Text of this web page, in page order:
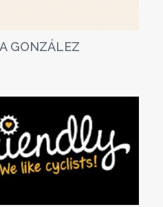
GONZÁLEZ